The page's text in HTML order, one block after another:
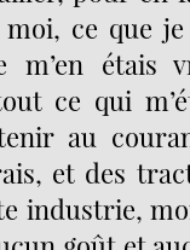
ce que
étais
ce qui
au
et des
industrie,